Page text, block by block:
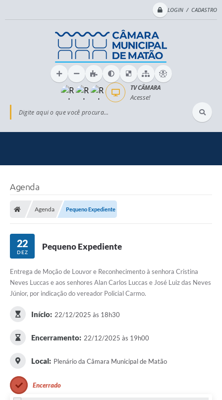
LOGIN / CADASTRO
Digite aqui o que você procura...
TV CÂMARA
Acesse!
Agenda
Agenda Pequeno Expediente
22
DEZ
Pequeno Expediente
Entrega de Moção de Louvor e Reconhecimento à senhora Cristina
Neves Luccas e aos senhores Alan Carlos Luccas e José Luiz das Neves
Júnior, por indicação do vereador Policial Carmo.
Início: 22/12/2025 às 18h30
Encerramento: 22/12/2025 às 19h00
Local: Plenário da Câmara Municipal de Matão
Encerrado